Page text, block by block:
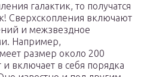
галактик, то получатся
Сверхскопления включают
и межзвездное
Например,
размер около 200
включает в себя порядка